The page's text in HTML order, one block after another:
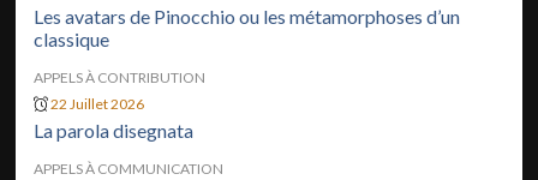
Les avatars de Pinocchio ou les métamorphoses d’un
classique
APPELS À CONTRIBUTION
22 Juillet 2026
La parola disegnata
APPELS À COMMUNICATION